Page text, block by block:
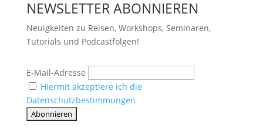
NEWSLETTER ABONNIEREN
Neuigkeiten zu Reisen, Workshops, Seminaren,
Tutorials und Podcastfolgen!
E-Mail-Adresse
Hiermit akzeptiere ich die
Datenschutzbestimmungen